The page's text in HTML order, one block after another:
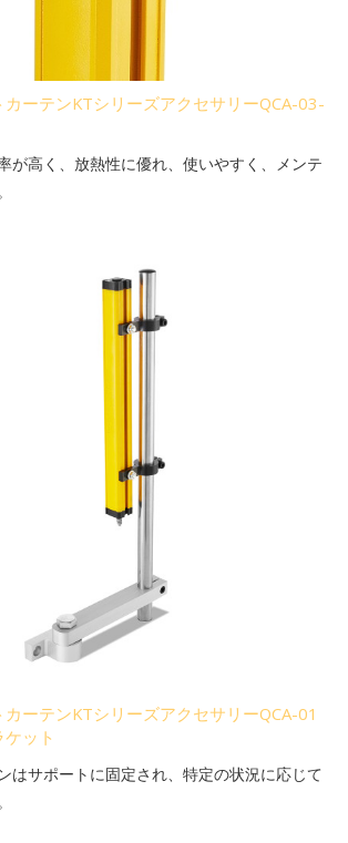
ーテンKTシリーズアクセサリーQCA-03-
が高く、放熱性に優れ、使いやすく、メンテ
ーテンKTシリーズアクセサリーQCA-01
ット
はサポートに固定され、特定の状況に応じて